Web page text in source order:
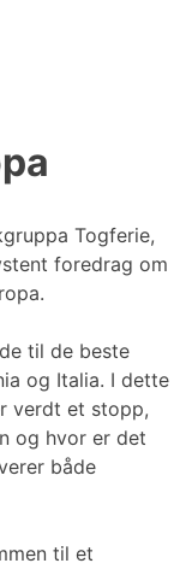
Togferie,
foredrag om
til de beste
og Italia. I dette
verdt et stopp,
og hvor er det
både
til et